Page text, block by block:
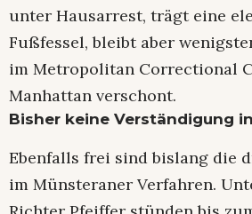
unter Hausarrest, trägt eine
Fußfessel, bleibt aber
im Metropolitan Correctional
Manhattan verschont.
Bisher keine Verständigung
Ebenfalls frei sind bislang die
im Münsteraner Verfahren.